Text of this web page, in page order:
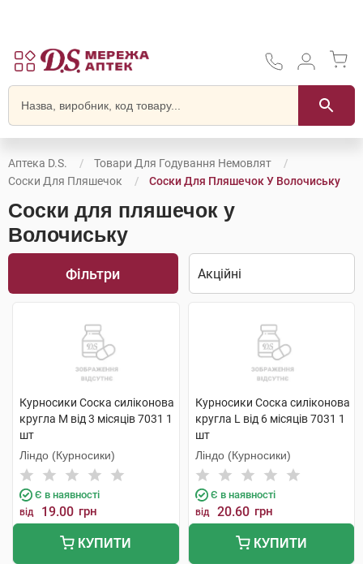
Аптека D.S.
Товари Для Годування Немовлят
Соски Для Пляшечок
Соски Для Пляшечок У Волочиську
Соски для пляшечок у
Волочиську
Фільтри
Курносики Соска силіконова
кругла M від 3 місяців 7031 1
шт
Ліндо (Курносики)
Є в наявності
від 19.00 грн
КУПИТИ
Курносики Соска силіконова
кругла L від 6 місяців 7031 1
шт
Ліндо (Курносики)
Є в наявності
від 20.60 грн
КУПИТИ